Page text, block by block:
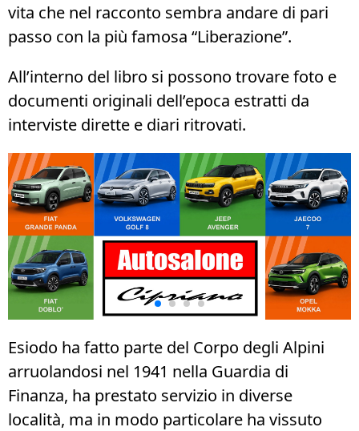
vita che nel racconto sembra andare di pari
passo con la più famosa “Liberazione”.
All’interno del libro si possono trovare foto e
documenti originali dell’epoca estratti da
interviste dirette e diari ritrovati.
Esiodo ha fatto parte del Corpo degli Alpini
arruolandosi nel 1941 nella Guardia di
Finanza, ha prestato servizio in diverse
località, ma in modo particolare ha vissuto